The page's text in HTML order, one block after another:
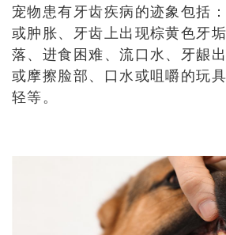
宠物患有牙齿疾病的迹象包括
或肿胀、牙齿上出现棕黄色牙
落、进食困难、流口水、牙龈
或摩擦脸部、口水或咀嚼的玩
轻等。